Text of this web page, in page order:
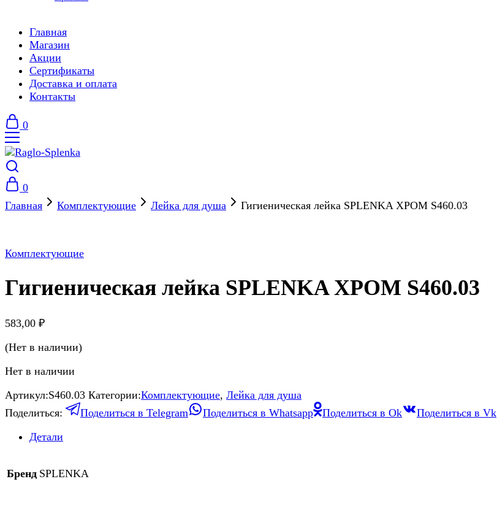
Главная
Магазин
Акции
Сертификаты
Доставка и оплата
Контакты
0
0
Главная
Комплектующие Лейка для душа Гигиеническая лейка SPLENKA ХРОМ S460.03
Комплектующие
Гигиеническая лейка SPLENKA ХРОМ S460.03
583,00 ₽
(Нет в наличии)
Нет в наличии
Артикул:S460.03 Категории:Комплектующие, Лейка для душа
Поделиться:
Поделиться в Telegram Поделиться в Whatsapp Поделиться в Ok
Поделиться в Vk
Детали
Бренд SPLENKA